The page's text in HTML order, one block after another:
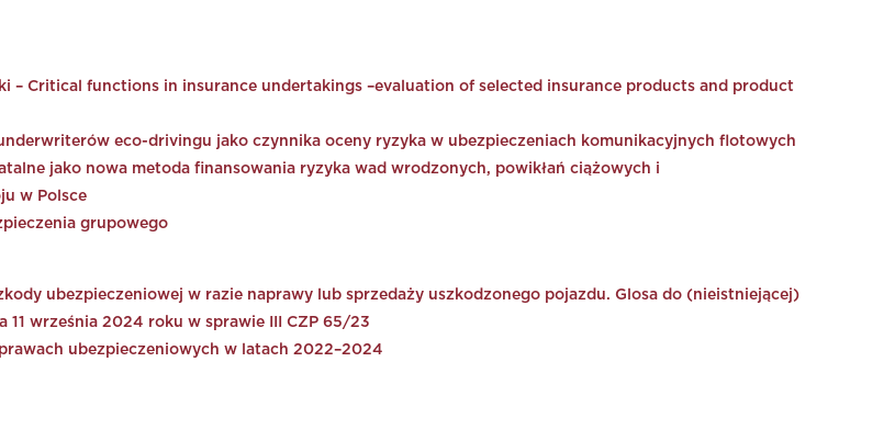
– Critical functions in insurance undertakings –evaluation of selected insurance products and product
eco-drivingu jako czynnika oceny ryzyka w ubezpieczeniach komunikacyjnych flotowych
jako nowa metoda finansowania ryzyka wad wrodzonych, powikłań ciążowych i
w Polsce
grupowego
ubezpieczeniowej w razie naprawy lub sprzedaży uszkodzonego pojazdu. Glosa do (nieistniejącej)
11 września 2024 roku w sprawie III CZP 65/23
ubezpieczeniowych w latach 2022–2024